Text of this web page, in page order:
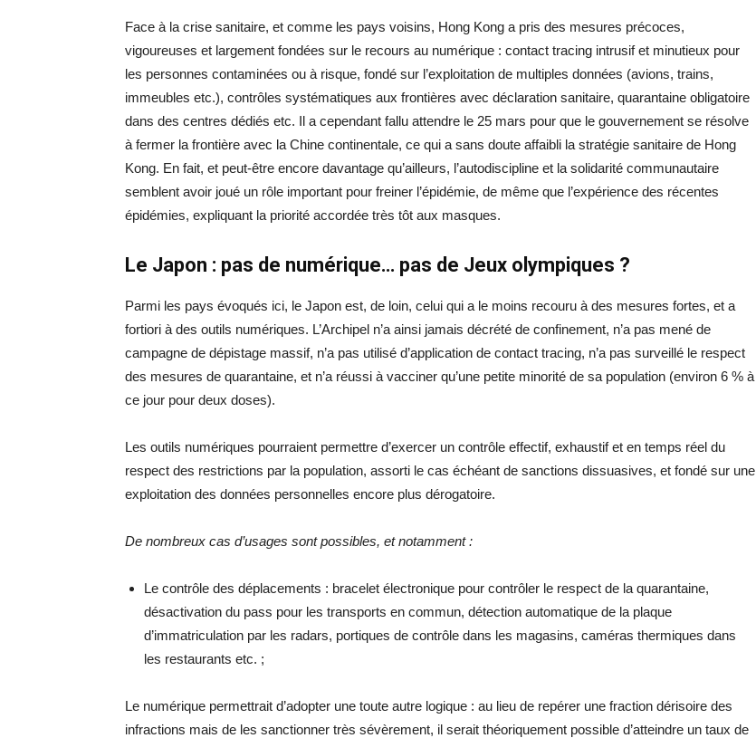
Face à la crise sanitaire, et comme les pays voisins, Hong Kong a pris des mesures précoces,
vigoureuses et largement fondées sur le recours au numérique : contact tracing intrusif et minutieux pour
les personnes contaminées ou à risque, fondé sur l’exploitation de multiples données (avions, trains,
immeubles etc.), contrôles systématiques aux frontières avec déclaration sanitaire, quarantaine obligatoire
dans des centres dédiés etc. Il a cependant fallu attendre le 25 mars pour que le gouvernement se résolve
à fermer la frontière avec la Chine continentale, ce qui a sans doute affaibli la stratégie sanitaire de Hong
Kong. En fait, et peut-être encore davantage qu’ailleurs, l’autodiscipline et la solidarité communautaire
semblent avoir joué un rôle important pour freiner l’épidémie, de même que l’expérience des récentes
épidémies, expliquant la priorité accordée très tôt aux masques.
Le Japon : pas de numérique… pas de Jeux olympiques ?
Parmi les pays évoqués ici, le Japon est, de loin, celui qui a le moins recouru à des mesures fortes, et a
fortiori à des outils numériques. L’Archipel n’a ainsi jamais décrété de confinement, n’a pas mené de
campagne de dépistage massif, n’a pas utilisé d’application de contact tracing, n’a pas surveillé le respect
des mesures de quarantaine, et n’a réussi à vacciner qu’une petite minorité de sa population (environ 6 % à
ce jour pour deux doses).
Les outils numériques pourraient permettre d’exercer un contrôle effectif, exhaustif et en temps réel du
respect des restrictions par la population, assorti le cas échéant de sanctions dissuasives, et fondé sur une
exploitation des données personnelles encore plus dérogatoire.
De nombreux cas d’usages sont possibles, et notamment :
Le contrôle des déplacements : bracelet électronique pour contrôler le respect de la quarantaine,
désactivation du pass pour les transports en commun, détection automatique de la plaque
d’immatriculation par les radars, portiques de contrôle dans les magasins, caméras thermiques dans
les restaurants etc. ;
Le numérique permettrait d’adopter une toute autre logique : au lieu de repérer une fraction dérisoire des
infractions mais de les sanctionner très sévèrement, il serait théoriquement possible d’atteindre un taux de